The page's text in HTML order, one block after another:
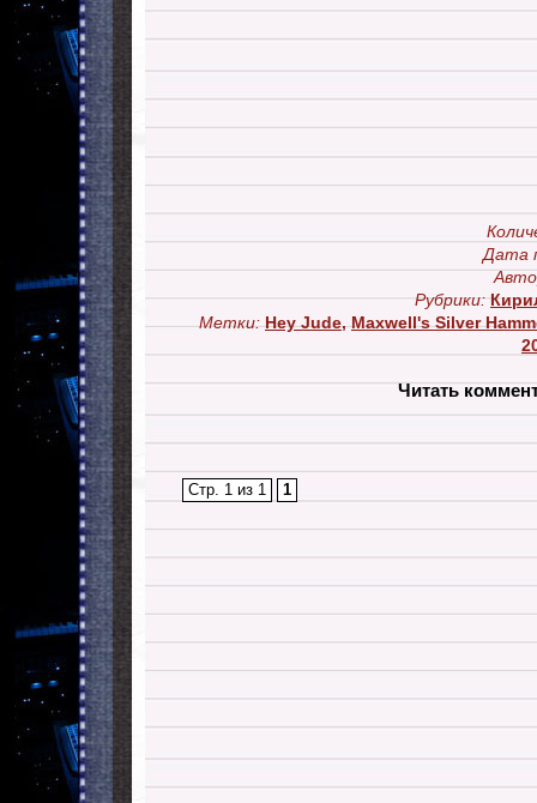
Дата
Рубрики:
Метки: Hey Jude,Maxwell's Silver
Читать
Стр. 1 из 1 1